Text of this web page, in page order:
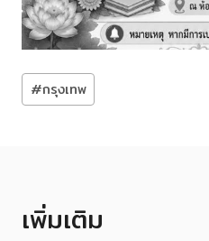
Post
Tags:
#กรุงเทพ
เพิ่มเติม